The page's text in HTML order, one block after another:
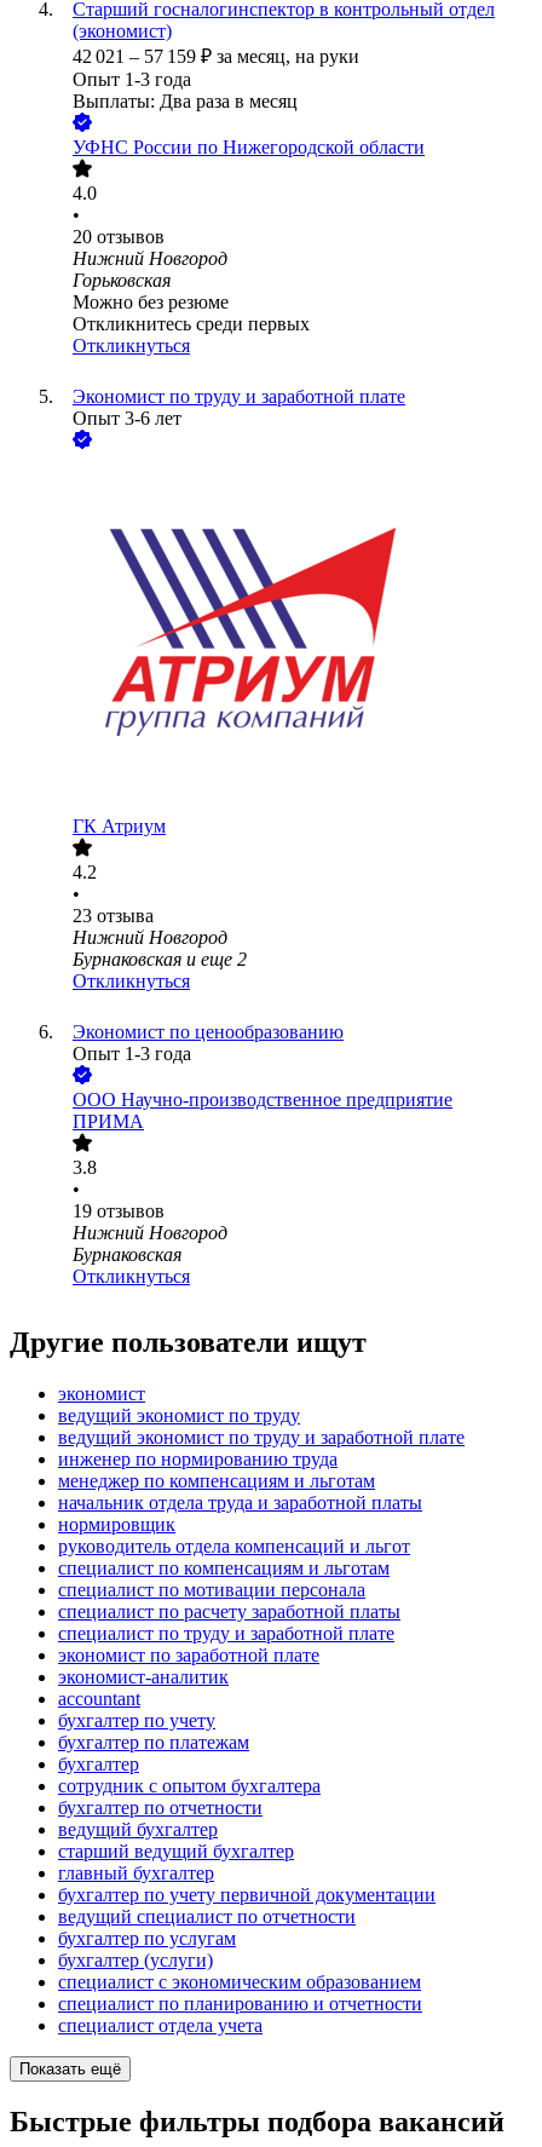
Старший госналогинспектор в контрольный отдел
(экономист)
42 021 – 57 159 ₽ за месяц, на руки
Опыт 1-3 года
Выплаты: Два раза в месяц
УФНС России по Нижегородской области
4.0
•
20 отзывов
Нижний Новгород
Горьковская
Можно без резюме
Откликнитесь среди первых
Откликнуться
Экономист по труду и заработной плате
Опыт 3-6 лет
ГК Атриум
4.2
•
23 отзыва
Нижний Новгород
Бурнаковская и еще 2
Откликнуться
Экономист по ценообразованию
Опыт 1-3 года
ООО Научно-производственное предприятие
ПРИМА
3.8
•
19 отзывов
Нижний Новгород
Бурнаковская
Откликнуться
Другие пользователи ищут
экономист
ведущий экономист по труду
ведущий экономист по труду и заработной плате
инженер по нормированию труда
менеджер по компенсациям и льготам
начальник отдела труда и заработной платы
нормировщик
руководитель отдела компенсаций и льгот
специалист по компенсациям и льготам
специалист по мотивации персонала
специалист по расчету заработной платы
специалист по труду и заработной плате
экономист по заработной плате
экономист-аналитик
accountant
бухгалтер по учету
бухгалтер по платежам
бухгалтер
сотрудник с опытом бухгалтера
бухгалтер по отчетности
ведущий бухгалтер
старший ведущий бухгалтер
главный бухгалтер
бухгалтер по учету первичной документации
ведущий специалист по отчетности
бухгалтер по услугам
бухгалтер (услуги)
специалист с экономическим образованием
специалист по планированию и отчетности
специалист отдела учета
Показать ещё
Быстрые фильтры подбора вакансий